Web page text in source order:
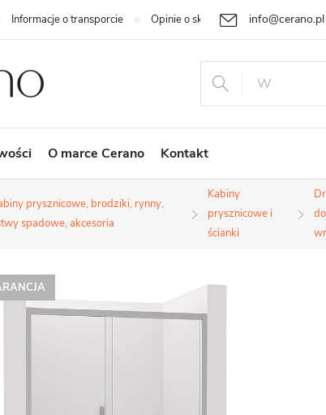
info@cerano.pl
Informacje o transporcie Opinie o sklepie Indywidualna
O marce Cerano Kontakt
prysznicowe, brodziki, rynny,
spadowe, akcesoria
Kabiny
prysznicowe i
ścianki
do